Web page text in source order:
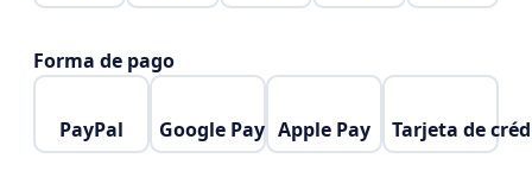
Forma de pago
PayPal Google Pay Apple Pay Tarjeta de